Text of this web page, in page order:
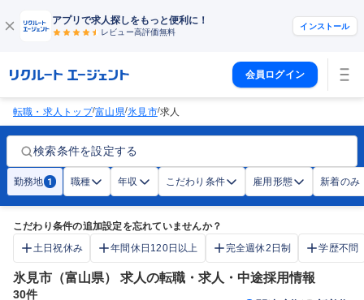
アプリで求人探しをもっと便利に！
レビュー高評価無料
インストール
会員ログイン
転職・求人トップ/富山県/氷見市/求人
検索条件を設定する
勤務地 1 職種 年収 こだわり条件 雇用形態 新着のみ
こだわり条件の追加設定を忘れていませんか？
土日祝休み
年間休日120日以上 完全週休2日制 学歴不問
氷見市（富山県） 求人の転職・求人・中途採用情報
30件